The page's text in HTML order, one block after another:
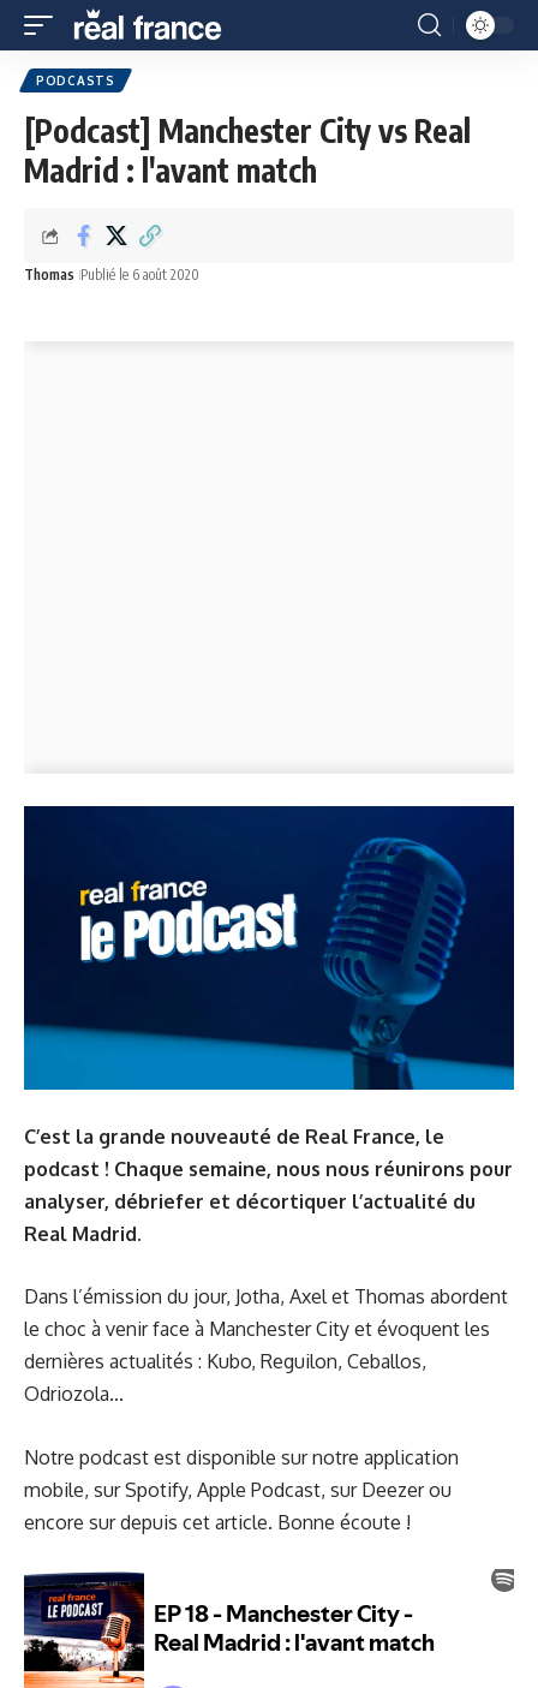
PODCASTS
[Podcast] Manchester City vs Real
Madrid : l'avant match
Thomas Publié le 6 août 2020
C’est la grande nouveauté de Real France, le
podcast ! Chaque semaine, nous nous réunirons pour
analyser, débriefer et décortiquer l’actualité du
Real Madrid.
Dans l’émission du jour, Jotha, Axelet Thomas abordent
le choc à venir face à Manchester City et évoquent les
dernières actualités : Kubo, Reguilon, Ceballos,
Odriozola...
Notre podcast est disponible sur notre application
mobile, surSpotify, Apple Podcast, sur Deezerou
encore sur depuis cet article. Bonne écoute !